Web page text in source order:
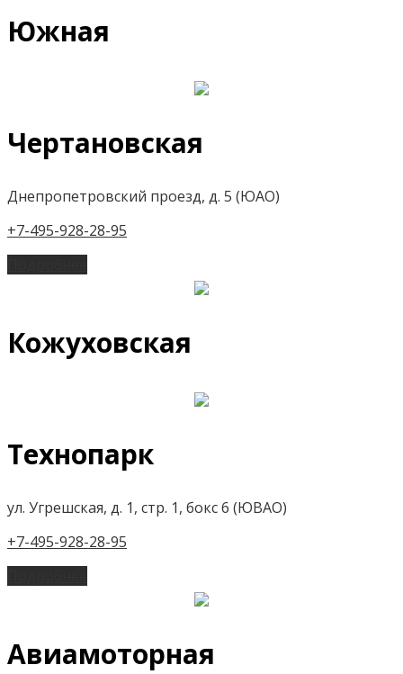
Южная
Чертановская
Днепропетровский проезд, д. 5 (ЮАО)
+7-495-928-28-95
Кожуховская
Технопарк
ул. Угрешская, д. 1, стр. 1, бокс 6 (ЮВАО)
+7-495-928-28-95
Авиамоторная